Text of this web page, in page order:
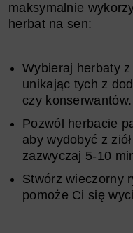
maksymalnie
herbat na sen:
Wybieraj herbaty
unikając tych z
czy konserwantów.
Pozwól herbacie
aby wydobyć z
zazwyczaj 5-10
Stwórz wieczorny
pomoże Ci się